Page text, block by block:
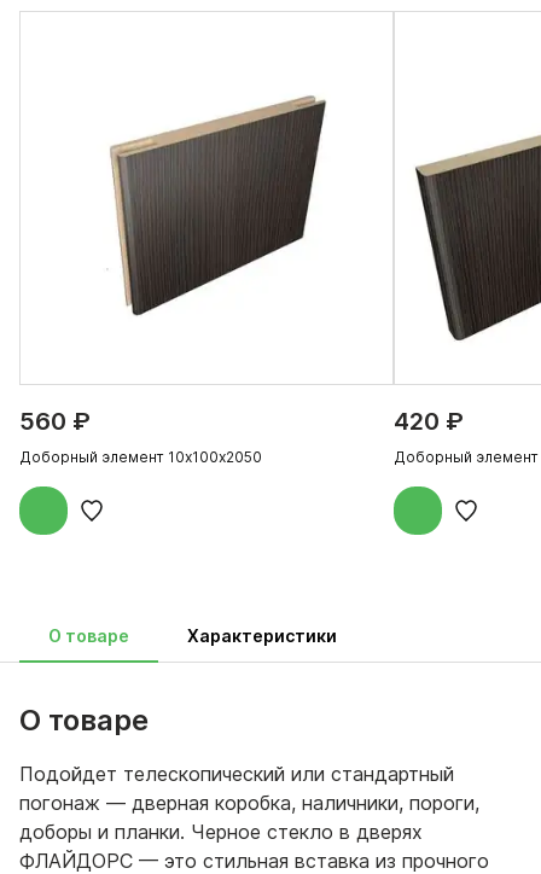
560 ₽
Доборный элемент 10х100х2050
420 ₽
Доборный элемент
О товаре Характеристики
О товаре
Подойдет телескопический или стандартный
погонаж — дверная коробка, наличники, пороги,
доборы и планки. Черное стекло в дверях
ФЛАЙДОРС — это стильная вставка из прочного